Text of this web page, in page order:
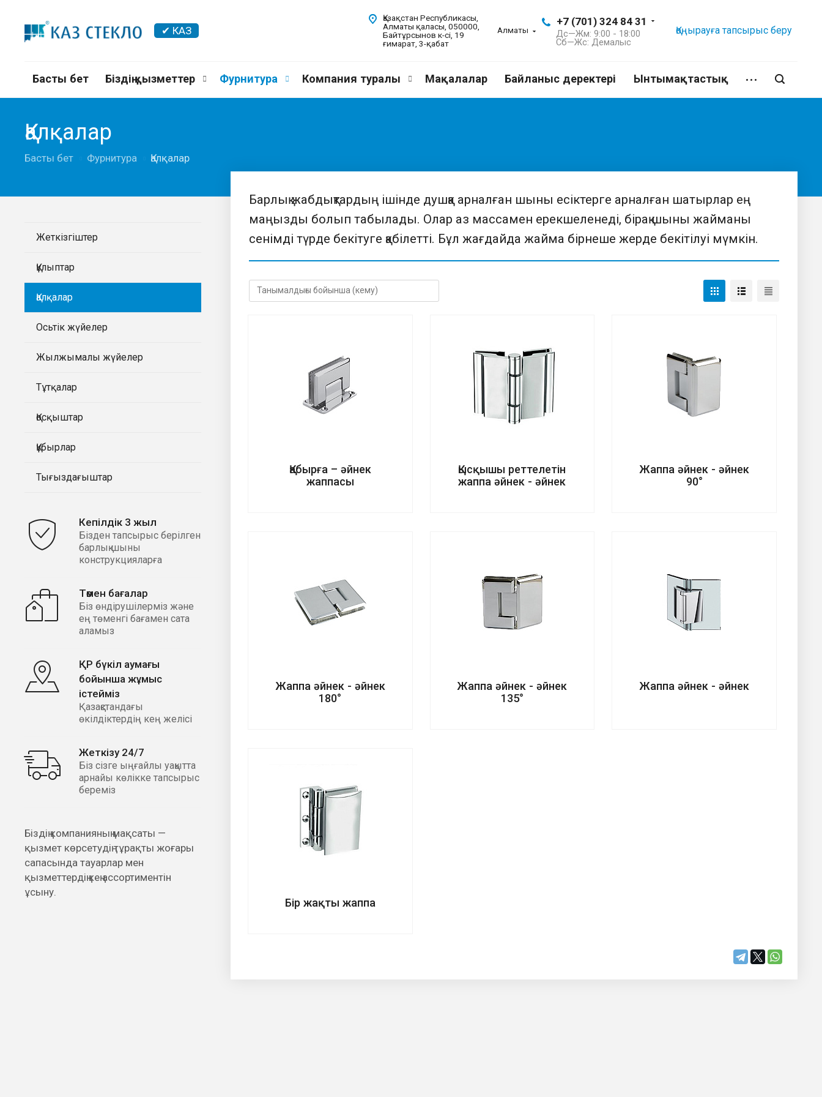
✔ КАЗ Алматы
+7 (701) 324 84 31
Дс—Жм: 9:00 - 18:00
Сб—Жс: Демалыс
Қоңырауға тапсырыс беру
Қазақстан Республикасы,
Алматы қаласы, 050000,
Байтұрсынов к-сі, 19
ғимарат, 3-қабат
Басты бет Біздің қызметтер Фурнитура Компания туралы Мақалалар Байланыс деректері Ынтымақтастық
Қалқалар
Басты бет Фурнитура Қалқалар
Барлық жабдықтардың ішінде душқа арналған шыны есіктерге арналған шатырлар ең
маңызды болып табылады. Олар аз массамен ерекшеленеді, бірақ шыны жайманы
сенімді түрде бекітуге қабілетті. Бұл жағдайда жайма бірнеше жерде бекітілуі мүмкін.
Қабырға – әйнек
жаппасы
Қысқышы реттелетін
жаппа әйнек - әйнек
Жаппа әйнек - әйнек
90°
Жаппа әйнек - әйнек
180°
Жаппа әйнек - әйнек
135°
Жаппа әйнек - әйнек
Бір жақты жаппа
Жеткізгіштер
Құлыптар
Қалқалар
Осьтік жүйелер
Жылжымалы жүйелер
Тұтқалар
Қосқыштар
Құбырлар
Тығыздағыштар
Кепілдік 3 жыл
Бізден тапсырыс берілген
барлық шыны
конструкцияларға
Төмен бағалар
Біз өндірушілерміз және
ең төменгі бағамен сата
аламыз
ҚР бүкіл аумағы
бойынша жұмыс
істейміз
Қазақстандағы
өкілдіктердің кең желісі
Жеткізу 24/7
Біз сізге ыңғайлы уақытта
арнайы көлікке тапсырыс
береміз
Біздің компанияның мақсаты —
қызмет көрсетудің тұрақты жоғары
сапасында тауарлар мен
қызметтердің кең ассортиментін
ұсыну.